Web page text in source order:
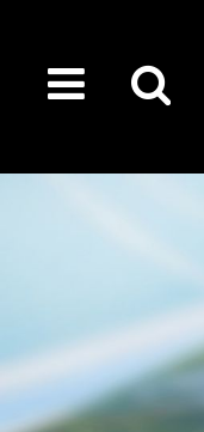
toggle
der